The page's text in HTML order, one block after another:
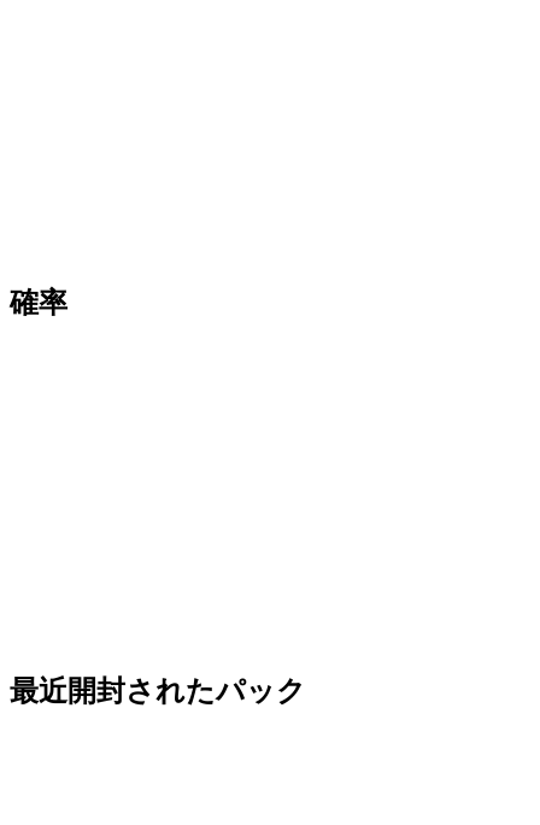
確率
最近開封されたパック